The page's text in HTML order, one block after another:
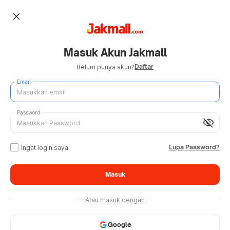
close
Masuk Akun Jakmall
Belum punya akun?Daftar
Email
visibility_off
Password
Ingat login saya Lupa Password?
Masuk
Atau masuk dengan
Google